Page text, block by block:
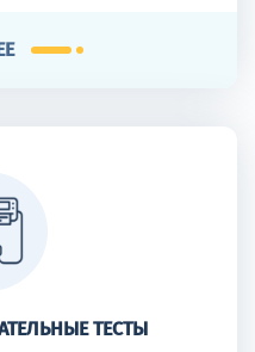
ТЕСТЫ